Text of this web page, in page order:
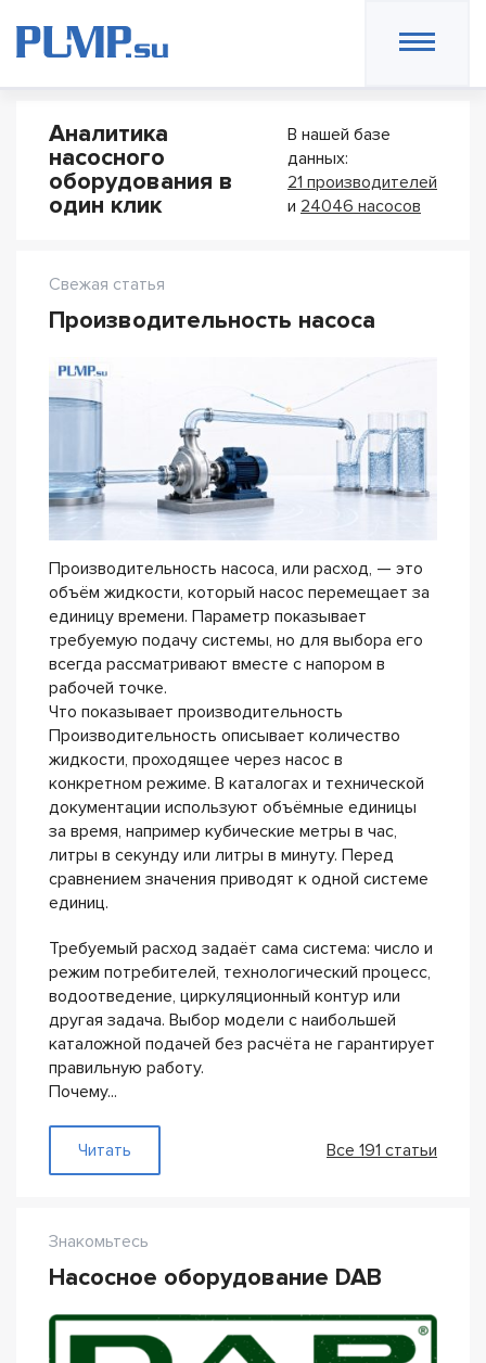
Аналитика
насосного
оборудования в
один клик
В нашей базе
данных:
21 производителей
и 24046 насосов
Свежая статья
Производительность насоса
Производительность насоса, или расход, — это
объём жидкости, который насос перемещает за
единицу времени. Параметр показывает
требуемую подачу системы, но для выбора его
всегда рассматривают вместе с напором в
рабочей точке.
Что показывает производительность
Производительность описывает количество
жидкости, проходящее через насос в
конкретном режиме. В каталогах и технической
документации используют объёмные единицы
за время, например кубические метры в час,
литры в секунду или литры в минуту. Перед
сравнением значения приводят к одной системе
единиц.
Требуемый расход задаёт сама система: число и
режим потребителей, технологический процесс,
водоотведение, циркуляционный контур или
другая задача. Выбор модели с наибольшей
каталожной подачей без расчёта не гарантирует
правильную работу.
Почему...
Читать — Производительность насосаВсе 191 статьи
Знакомьтесь
Насосное оборудование DAB